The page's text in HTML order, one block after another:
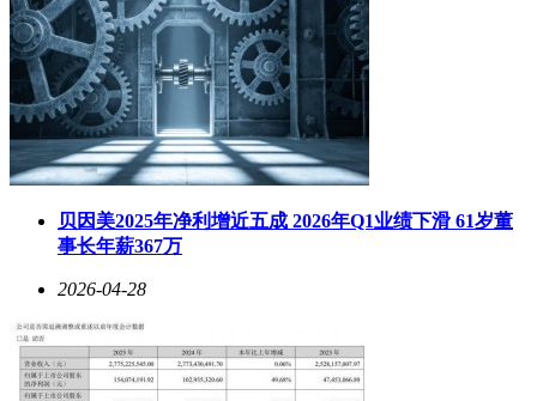
贝因美2025年净利增近五成 2026年Q1业绩下滑 61岁董
事长年薪367万
2026-04-28